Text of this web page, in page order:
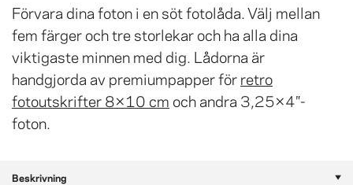
Förvara dina foton i en söt fotolåda. Välj mellan
fem färger och tre storlekar och ha alla dina
viktigaste minnen med dig. Lådorna är
handgjorda av premiumpapper förretro
fotoutskrifter 8×10 cm och andra 3,25×4″-
foton.
Beskrivning